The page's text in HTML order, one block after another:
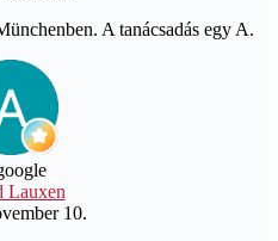
A tanácsadás egy A.
Lauxen
10.